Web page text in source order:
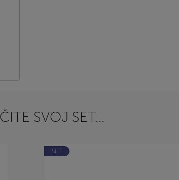
SVOJ SET...
SET